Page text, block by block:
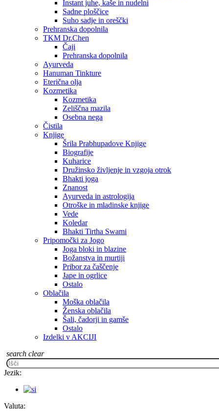
Instant juhe, kaše in nudelni
Sadne ploščice
Suho sadje in oreščki
Prehranska dopolnila
TKM Dr.Chen
Čaji
Prehranska dopolnila
Ayurveda
Hanuman Tinkture
Eterična olja
Kozmetika
Kozmetika
Zeliščna mazila
Osebna nega
Čistila
Knjige
Šrila Prabhupadove Knjige
Biografije
Kuharice
Družinsko življenje in vzgoja otrok
Bhakti joga
Znanost
Ayurveda in astrologija
Otroške in mladinske knjige
Vede
Koledar
Bhakti Tirtha Swami
Pripomočki za Jogo
Joga bloki in blazine
Božanstva in murtiji
Pribor za čaščenje
Jape in ogrlice
Ostalo
Oblačila
Moška oblačila
Ženska oblačila
Šali, čadorji in gamše
Ostalo
Izdelki v AKCIJI
search clear
Jezik:
Valuta: